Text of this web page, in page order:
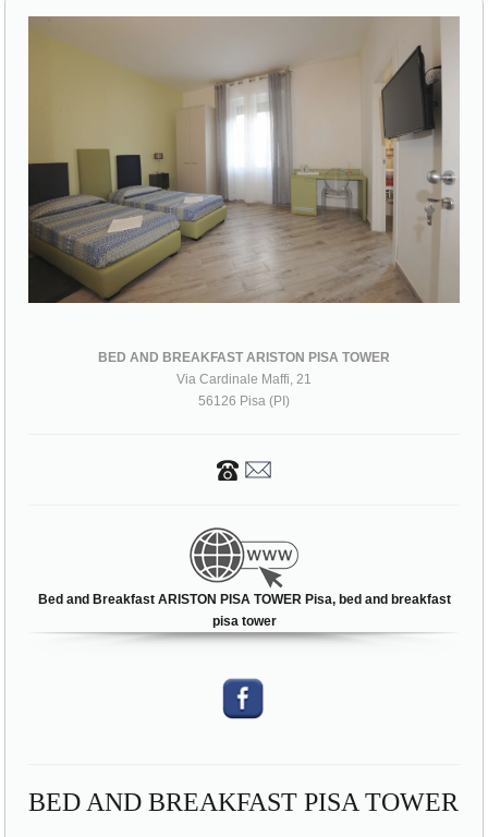
BED AND BREAKFAST ARISTON PISA TOWER
Via Cardinale Maffi, 21
56126 Pisa (PI)
Bed and Breakfast ARISTON PISA TOWER Pisa, bed and breakfast
pisa tower
BED AND BREAKFAST PISA TOWER